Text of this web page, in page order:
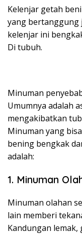
Kelenjar getah
yang bertanggung
kelenjar ini
Di tubuh.
Minuman
Umumnya adalah
mengakibatkan
Minuman yang
bening bengkak
adalah:
1. Minuman
Minuman olahan
lain memberi
Kandungan lemak,